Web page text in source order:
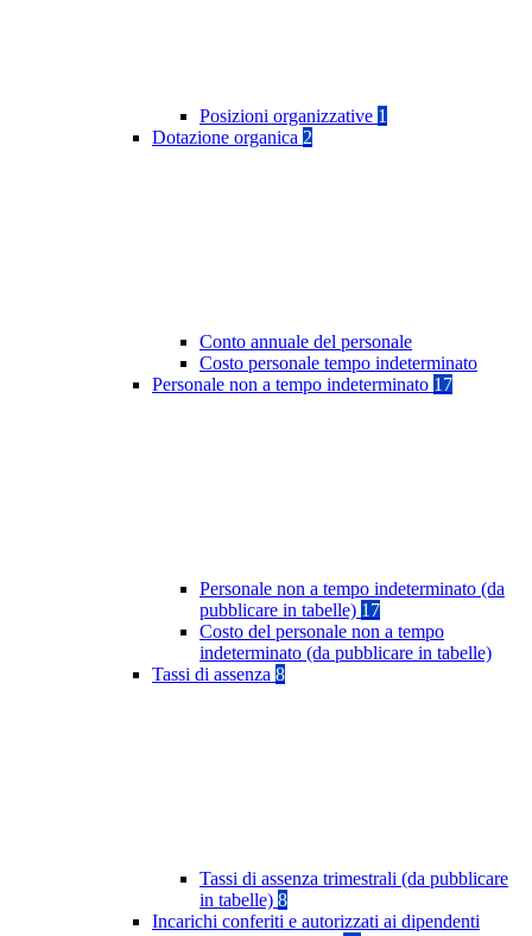
Posizioni organizzative 1
Dotazione organica 2
Conto annuale del personale
Costo personale tempo indeterminato
Personale non a tempo indeterminato 17
Personale non a tempo indeterminato (da
pubblicare in tabelle) 17
Costo del personale non a tempo
indeterminato (da pubblicare in tabelle)
Tassi di assenza 8
Tassi di assenza trimestrali (da pubblicare
in tabelle) 8
Incarichi conferiti e autorizzati ai dipendenti